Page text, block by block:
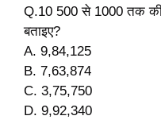
Q.10 500 से 1000 तक
बताइए?
A. 9,84,125
B. 7,63,874
C. 3,75,750
D. 9,92,340